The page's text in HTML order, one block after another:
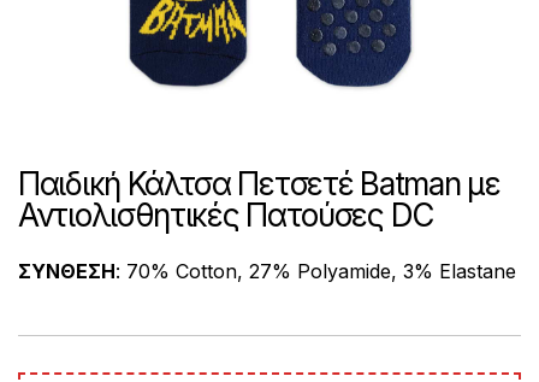
Παιδική Κάλτσα Πετσετέ Batman με
Αντιολισθητικές Πατούσες DC
ΣΥΝΘΕΣΗ: 70% Cotton, 27% Polyamide, 3% Elastane